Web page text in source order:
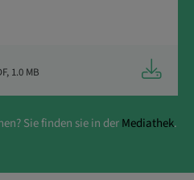
, 1.0 MB
Sie finden sie in derMediathek.